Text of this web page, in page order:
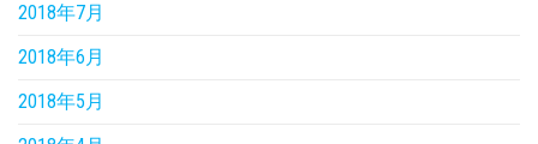
2018年7月
2018年6月
2018年5月